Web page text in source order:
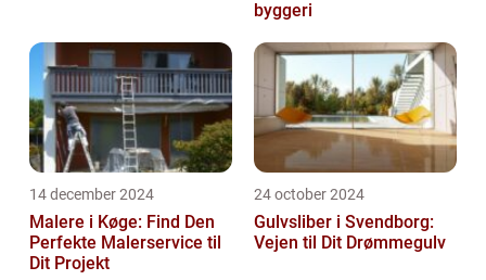
byggeri
14 december 2024
Malere i Køge: Find Den
Perfekte Malerservice til
Dit Projekt
24 october 2024
Gulvsliber i Svendborg:
Vejen til Dit Drømmegulv